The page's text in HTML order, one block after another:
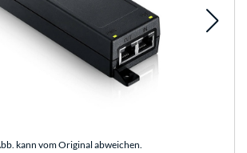
kann vom Original abweichen.